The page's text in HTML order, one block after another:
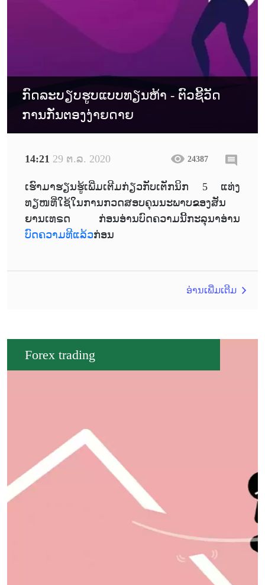
ກົດລະບຽບຮູບແບບທຽນຫ້າ - ຕົວຊີ້ວັດ
ການກັ່ນຕອງງ່າຍດາຍ
14:21 29 ຕ.ລ. 2020 24387
ເຮົາມາຮຽນຮູ້ເພີ່ມເຕີມກ່ຽວກັບເຕັກນິກ 5 ແທ່ງ
ທຽໜທີ່ໃຊ້ໃນການກວດສອບຄຸນນະພາບຂອງສັນ
ຍານເທຣດ ກ່ອນອ່ານບົດຄວາມນີ້ກະລຸນາອ່ານ
ບົດຄວາມທີແລ້ວກ່ອນ
ອ່ານເພີ່ມເຕີມ
Forex trading